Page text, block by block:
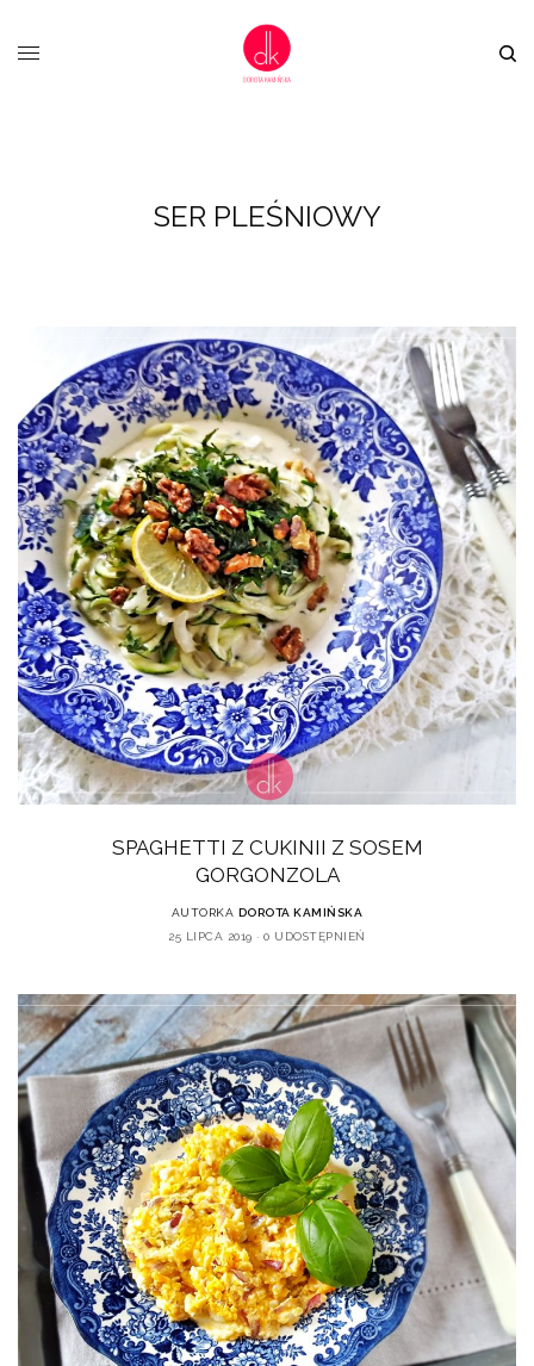
SER PLEŚNIOWY
SPAGHETTI Z CUKINII Z SOSEM
GORGONZOLA
AUTORKA DOROTA KAMIŃSKA
25 LIPCA 2019
0 UDOSTĘPNIEŃ